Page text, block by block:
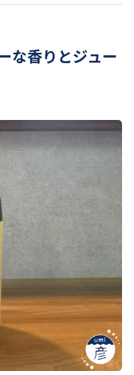
な香りとジュー